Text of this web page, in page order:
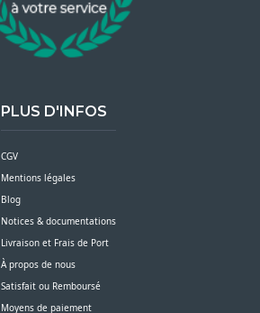
PLUS D'INFOS
CGV
Mentions légales
Blog
Notices & documentations
Livraison et Frais de Port
À propos de nous
Satisfait ou Remboursé
Moyens de paiement